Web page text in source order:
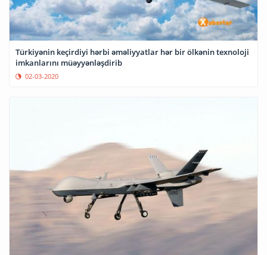
Türkiyənin keçirdiyi hərbi əməliyyatlar hər bir ölkənin texnoloji
imkanlarını müəyyənləşdirib
02-03-2020